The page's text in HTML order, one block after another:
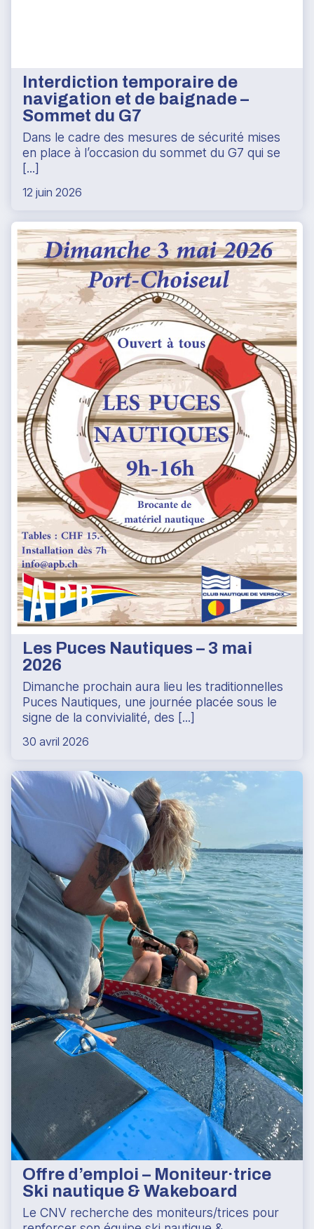
Interdiction temporaire de
navigation et de baignade –
Sommet du G7
Dans le cadre des mesures de sécurité mises
en place à l’occasion du sommet du G7 qui se
[...]
12 juin 2026
Les Puces Nautiques – 3 mai
2026
Dimanche prochain aura lieu les traditionnelles
Puces Nautiques, une journée placée sous le
signe de la convivialité, des [...]
30 avril 2026
Offre d’emploi – Moniteur·trice
Ski nautique & Wakeboard
Le CNV recherche des moniteurs/trices pour